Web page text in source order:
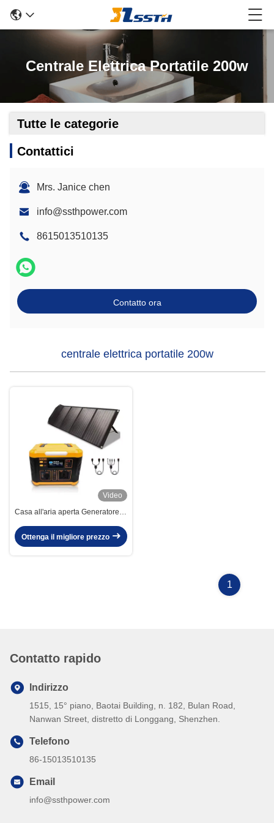
Centrale Elettrica Portatile 200w
Tutte le categorie
Contattici
Mrs. Janice chen
info@ssthpower.com
8615013510135
Contatto ora
centrale elettrica portatile 200w
Video
Casa all'aria aperta Generatore di
pure Generatore solare portatile
da 300w
Ottenga il migliore prezzo
1
Contatto rapido
Indirizzo
1515, 15° piano, Baotai Building, n. 182, Bulan Road,
Nanwan Street, distretto di Longgang, Shenzhen.
Telefono
86-15013510135
Email
info@ssthpower.com